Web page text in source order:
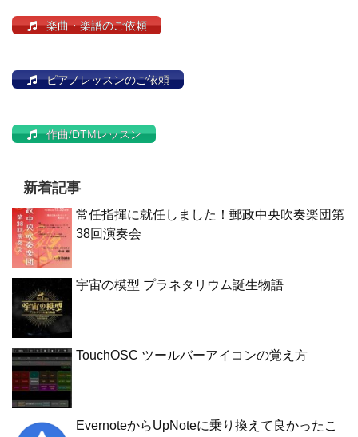
楽曲・楽譜のご依頼
ピアノレッスンのご依頼
作曲/DTMレッスン
新着記事
常任指揮に就任しました！郵政中央吹奏楽団第
38回演奏会
宇宙の模型 プラネタリウム誕生物語
TouchOSC ツールバーアイコンの覚え方
EvernoteからUpNoteに乗り換えて良かったこ